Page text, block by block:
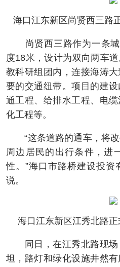
海口江东新区尚贤西三路
尚贤西三路作为一条城
度18米，设计为双向两车
教科研组团内，连接海涛
要的交通纽带。项目的建
通工程、给排水工程、电
化工程等。
“这条道路的通车，将改
周边居民的出行条件，进
性。”海口市路桥建设投
说。
海口江东新区江秀北路
同日，在江秀北路现场
坦，路灯和绿化设施井然